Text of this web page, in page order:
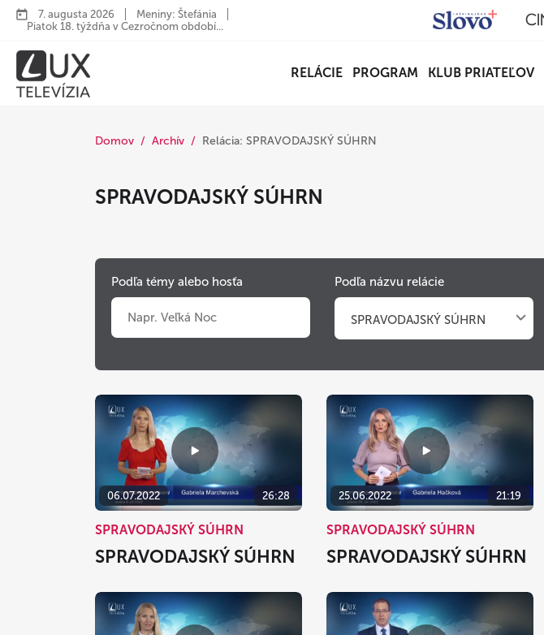
7. augusta 2026
Meniny: Štefánia
Piatok 18. týždňa v Cezročnom období...
RELÁCIE PROGRAM KLUB PRIATEĽOV
Domov Archív Relácia: SPRAVODAJSKÝ SÚHRN
SPRAVODAJSKÝ SÚHRN
Podľa témy alebo hosťa Podľa názvu relácie
SPRAVODAJSKÝ SÚHRN
06.07.2022 26:28
SPRAVODAJSKÝ SÚHRN
SPRAVODAJSKÝ SÚHRN
25.06.2022 21:19
SPRAVODAJSKÝ SÚHRN
SPRAVODAJSKÝ SÚHRN